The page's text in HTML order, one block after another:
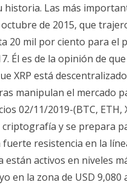
historia. Las más
octubre de 2015, que
20 mil por ciento para el
Él es de la opinión de
XRP está
manipulan el mercado
02/11/2019-(BTC, ETH,
y se prepara
resistencia en la
están activos en niveles
en la zona de USD 9,080